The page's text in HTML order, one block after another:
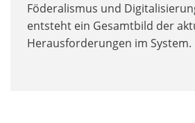
Föderalismus und
entsteht ein Gesamtbild der
Herausforderungen im System.